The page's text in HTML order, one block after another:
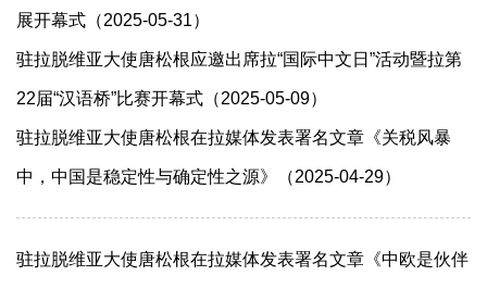
展开幕式（2025-05-31）
驻拉脱维亚大使唐松根应邀出席拉“国际中文日”活动暨拉第
22届“汉语桥”比赛开幕式（2025-05-09）
驻拉脱维亚大使唐松根在拉媒体发表署名文章《关税风暴
中，中国是稳定性与确定性之源》（2025-04-29）
驻拉脱维亚大使唐松根在拉媒体发表署名文章《中欧是伙伴